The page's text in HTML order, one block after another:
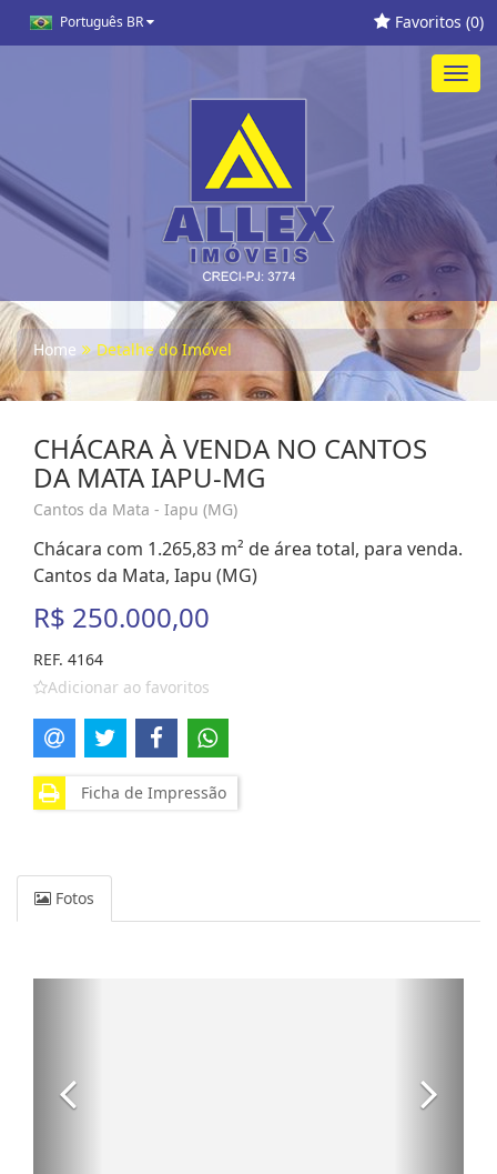
Português BR Favoritos (0)
Home Detalhe do Imóvel
CHÁCARA À VENDA NO CANTOS
DA MATA IAPU-MG
Cantos da Mata - Iapu (MG)
Chácara com 1.265,83 m² de área total, para venda.
Cantos da Mata, Iapu (MG)
R$ 250.000,00
REF. 4164
Adicionar ao favoritos
Ficha de Impressão
Fotos